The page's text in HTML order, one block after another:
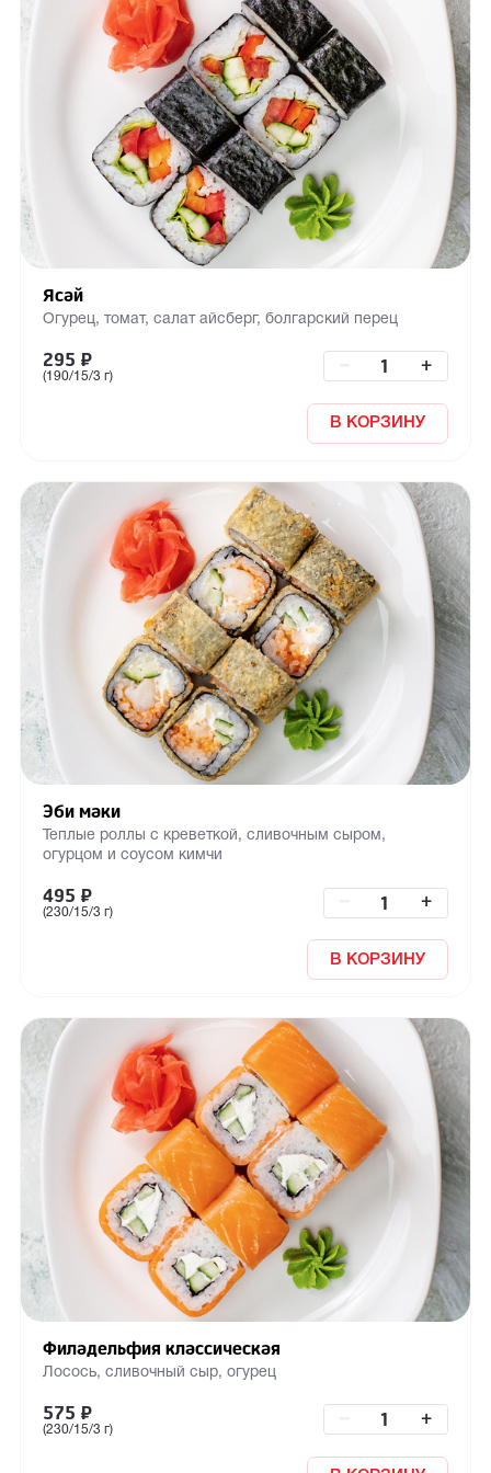
Ясай
Огурец, томат, салат айсберг, болгарский перец
295 ₽
(190/15/3 г)
+
В КОРЗИНУ
Эби маки
Теплые роллы с креветкой, сливочным сыром,
огурцом и соусом кимчи
495 ₽
(230/15/3 г)
+
В КОРЗИНУ
Филадельфия классическая
Лосось, сливочный сыр, огурец
575 ₽
(230/15/3 г)
+